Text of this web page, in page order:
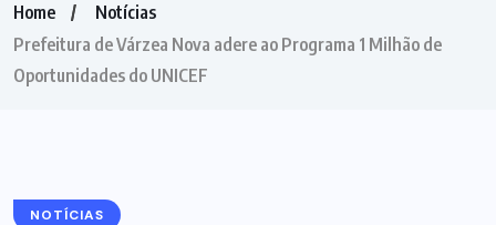
Home
Notícias
Prefeitura de Várzea Nova adere ao Programa 1 Milhão de
Oportunidades do UNICEF
NOTÍCIAS